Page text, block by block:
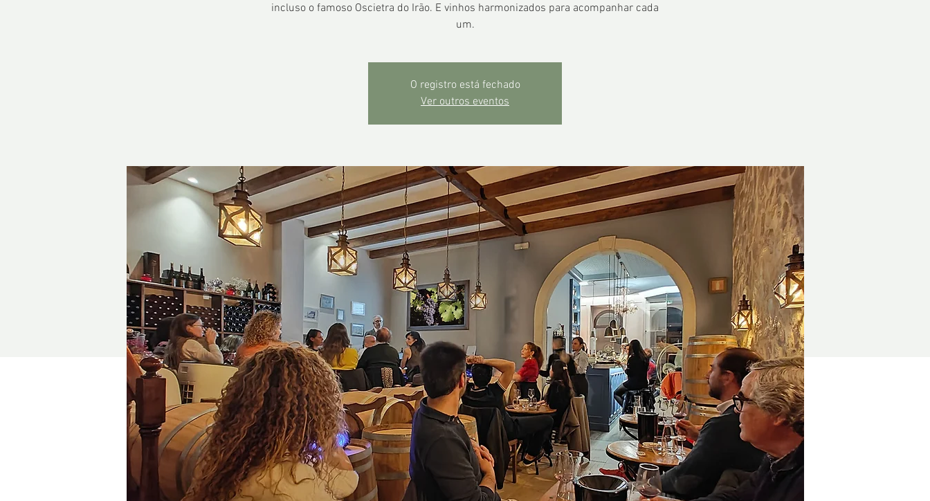
incluso o famoso Oscietra do Irão. E vinhos harmonizados para acompanhar cada
O registro está fechado
Ver outros eventos